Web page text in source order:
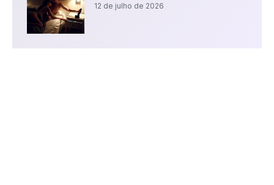
12 de julho de 2026